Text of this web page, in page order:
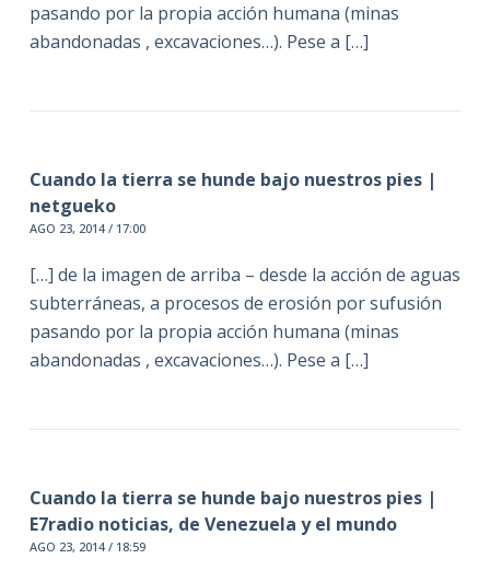
pasando por la propia acción humana (minas
abandonadas , excavaciones…). Pese a […]
Cuando la tierra se hunde bajo nuestros pies |
netgueko
AGO 23, 2014 / 17:00
[…] de la imagen de arriba – desde la acción de aguas
subterráneas, a procesos de erosión por sufusión
pasando por la propia acción humana (minas
abandonadas , excavaciones…). Pese a […]
Cuando la tierra se hunde bajo nuestros pies |
E7radio noticias, de Venezuela y el mundo
AGO 23, 2014 / 18:59